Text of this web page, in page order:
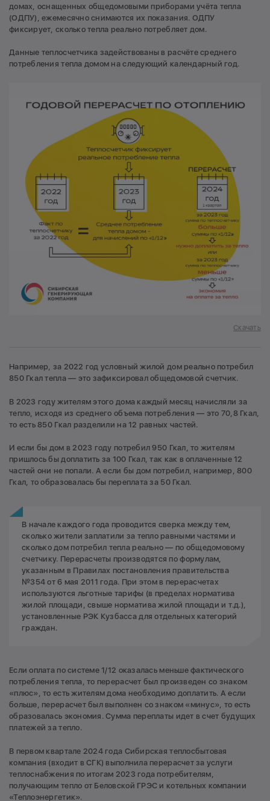
домах, оснащенных общедомовыми приборами учёта тепла
(ОДПУ), ежемесячно снимаются их показания. ОДПУ
фиксирует, сколько тепла реально потребляет дом.
Данные теплосчетчика задействованы в расчёте среднего
потребления тепла домом на следующий календарный год.
Скачать
Например, за 2022 год условный жилой дом реально потребил
850 Гкал тепла — это зафиксировал общедомовой счетчик.
В 2023 году жителям этого дома каждый месяц начисляли за
тепло, исходя из среднего объема потребления — это 70,8 Гкал,
то есть 850 Гкал разделили на 12 равных частей.
И если бы дом в 2023 году потребил 950 Гкал, то жителям
пришлось бы доплатить за 100 Гкал, так как в оплаченные 12
частей они не попали. А если бы дом потребил, например, 800
Гкал, то образовалась бы переплата за 50 Гкал.
В начале каждого года проводится сверка между тем,
сколько жители заплатили за тепло равными частями и
сколько дом потребил тепла реально — по общедомовому
счетчику. Перерасчеты производятся по формулам,
указанным в Правилах постановления правительства
№354 от 6 мая 2011 года. При этом в перерасчетах
используются льготные тарифы (в пределах норматива
жилой площади, свыше норматива жилой площади и т.д.),
установленные РЭК Кузбасса для отдельных категорий
граждан.
Если оплата по системе 1/12 оказалась меньше фактического
потребления тепла, то перерасчет был произведен со знаком
«плюс», то есть жителям дома необходимо доплатить. А если
больше, перерасчет был выполнен со знаком «минус», то есть
образовалась экономия. Сумма переплаты идет в счет будущих
платежей за тепло.
В первом квартале 2024 года Сибирская теплосбытовая
компания (входит в СГК) выполнила перерасчет за услуги
теплоснабжения по итогам 2023 года потребителям,
получающим тепло от Беловской ГРЭС и котельных компании
«Теплоэнергетик».